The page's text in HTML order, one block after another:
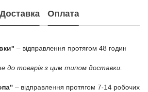
Доставка Оплата
– відправлення протягом 48 годин
до товарів з цим типом доставки.
– відправлення протягом 7-14 робочих